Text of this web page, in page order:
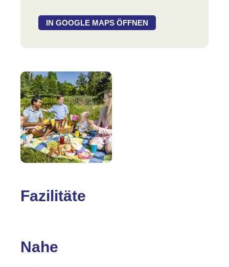
IN GOOGLE MAPS ÖFFNEN
Fazilitäte
Nahe